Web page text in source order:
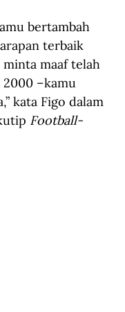
bertambah
terbaik
maaf telah
–kamu
kata Figo dalam
Football-